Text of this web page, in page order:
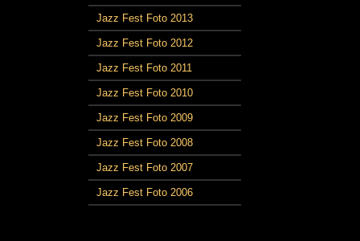
Jazz Fest Foto 2013
Jazz Fest Foto 2012
Jazz Fest Foto 2011
Jazz Fest Foto 2010
Jazz Fest Foto 2009
Jazz Fest Foto 2008
Jazz Fest Foto 2007
Jazz Fest Foto 2006